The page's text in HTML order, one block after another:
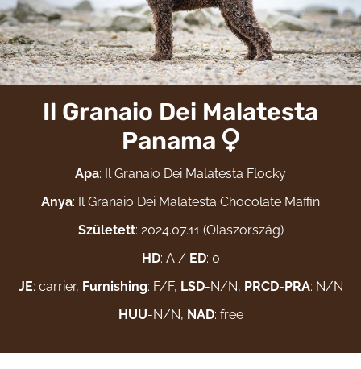
Il Granaio Dei Malatesta
Panama
Apa: Il Granaio Dei Malatesta Flocky
Anya: Il Granaio Dei Malatesta Chocolate Maffin
Született: 2024.07.11 (Olaszország)
HD: A / ED: 0
JE: carrier, Furnishing: F/F, LSD-N/N, PRCD-PRA: N/N
HUU-N/N, NAD: free